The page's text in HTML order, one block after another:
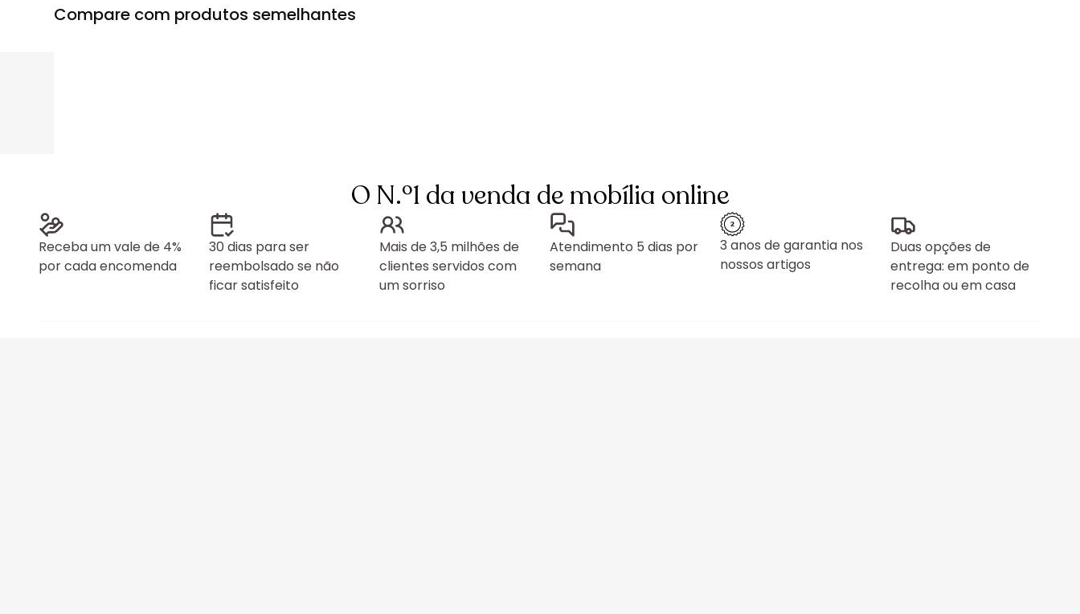
Compare com produtos semelhantes
O N.º1 da venda de mobília online
Receba um vale de 4%
por cada encomenda
30 dias para ser
reembolsado se não
ficar satisfeito
Mais de 3,5 milhões de
clientes servidos com
um sorriso
Atendimento 5 dias por
semana
3 anos de garantia nos
nossos artigos
Duas opções de
entrega: em ponto de
recolha ou em casa